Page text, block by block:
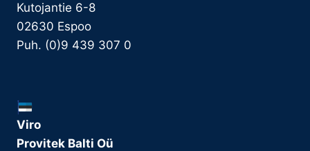
Kutojantie 6-8
02630 Espoo
Puh. (0)9 439 307 0
Viro
Provitek Balti Oü